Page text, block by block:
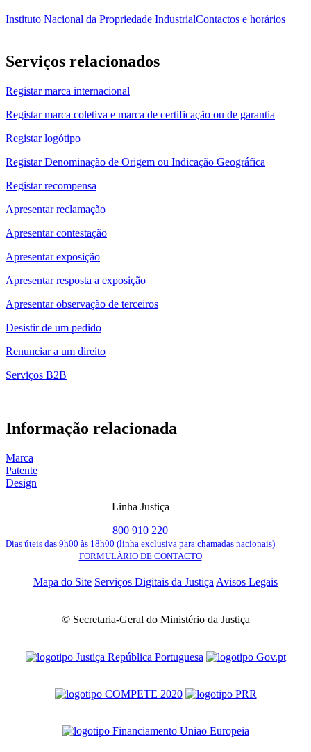
Instituto Nacional da Propriedade IndustrialContactos e horários
Serviços relacionados
Registar marca internacional
Registar marca coletiva e marca de certificação ou de garantia
Registar logótipo
Registar Denominação de Origem ou Indicação Geográfica
Registar recompensa
Apresentar reclamação
Apresentar contestação
Apresentar exposição
Apresentar resposta a exposição
Apresentar observação de terceiros
Desistir de um pedido
Renunciar a um direito
Serviços B2B
Informação relacionada
Marca
Patente
Design
Linha Justiça
800 910 220
Dias úteis das 9h00 às 18h00 (linha exclusiva para chamadas nacionais)
FORMULÁRIO DE CONTACTO
Mapa do Site Serviços Digitais da Justiça Avisos Legais
© Secretaria-Geral do Ministério da Justiça